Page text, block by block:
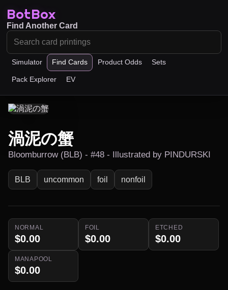
BotBox
Simulator Find Cards Product Odds Sets
Pack Explorer EV
Find Another Card
渦泥の蟹
Bloomburrow (BLB) - #48 - Illustrated by PINDURSKI
BLB uncommon foil nonfoil
NORMAL
$0.00
FOIL
$0.00
ETCHED
$0.00
MANAPOOL
$0.00